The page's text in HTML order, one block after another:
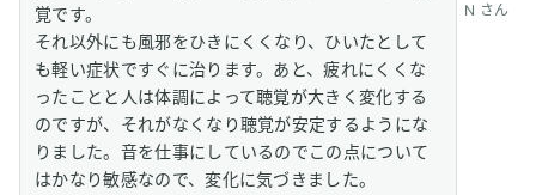
N さん
覚です。
それ以外にも風邪をひきにくくなり、ひいたとして
も軽い症状ですぐに治ります。あと、疲れにくくな
ったことと人は体調によって聴覚が大きく変化する
のですが、それがなくなり聴覚が安定するようにな
りました。音を仕事にしているのでこの点について
はかなり敏感なので、変化に気づきました。